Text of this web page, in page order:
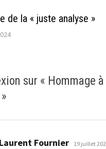
de la « juste analyse »
sur « Hommage
»
Laurent Fournier dit :
19 juillet